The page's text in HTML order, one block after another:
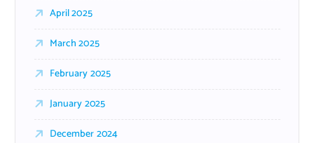
April 2025
March 2025
February 2025
January 2025
December 2024